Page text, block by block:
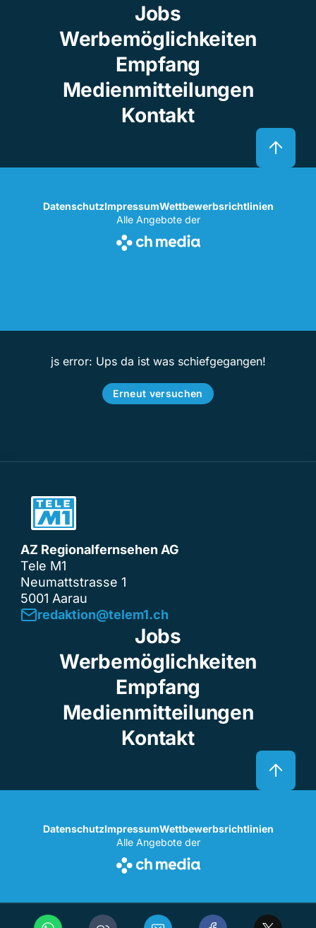
Jobs
Werbemöglichkeiten
Empfang
Medienmitteilungen
Kontakt
DatenschutzImpressumWettbewerbsrichtlinien
Alle Angebote der
js error: Ups da ist was schiefgegangen!
Erneut versuchen
AZ Regionalfernsehen AG
Tele M1
Neumattstrasse 1
5001 Aarau
redaktion@telem1.ch
Jobs
Werbemöglichkeiten
Empfang
Medienmitteilungen
Kontakt
DatenschutzImpressumWettbewerbsrichtlinien
Alle Angebote der